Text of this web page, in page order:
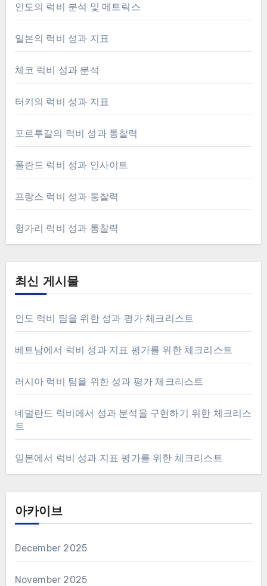
인도의 럭비 분석 및 메트릭스
일본의 럭비 성과 지표
체코 럭비 성과 분석
터키의 럭비 성과 지표
포르투갈의 럭비 성과 통찰력
폴란드 럭비 성과 인사이트
프랑스 럭비 성과 통찰력
헝가리 럭비 성과 통찰력
최신 게시물
인도 럭비 팀을 위한 성과 평가 체크리스트
베트남에서 럭비 성과 지표 평가를 위한 체크리스트
러시아 럭비 팀을 위한 성과 평가 체크리스트
네덜란드 럭비에서 성과 분석을 구현하기 위한 체크리스
트
일본에서 럭비 성과 지표 평가를 위한 체크리스트
아카이브
December 2025
November 2025